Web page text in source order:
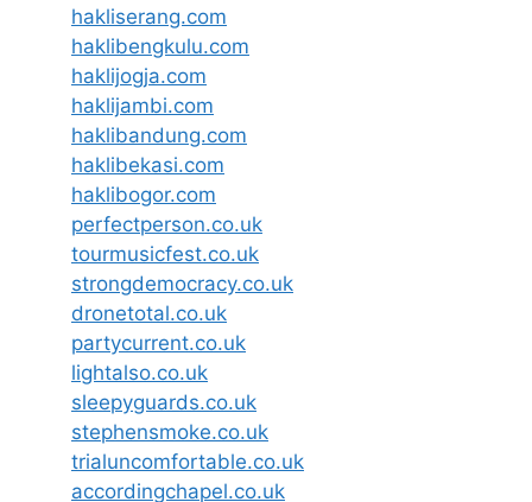
hakliserang.com
haklibengkulu.com
haklijogja.com
haklijambi.com
haklibandung.com
haklibekasi.com
haklibogor.com
perfectperson.co.uk
tourmusicfest.co.uk
strongdemocracy.co.uk
dronetotal.co.uk
partycurrent.co.uk
lightalso.co.uk
sleepyguards.co.uk
stephensmoke.co.uk
trialuncomfortable.co.uk
accordingchapel.co.uk